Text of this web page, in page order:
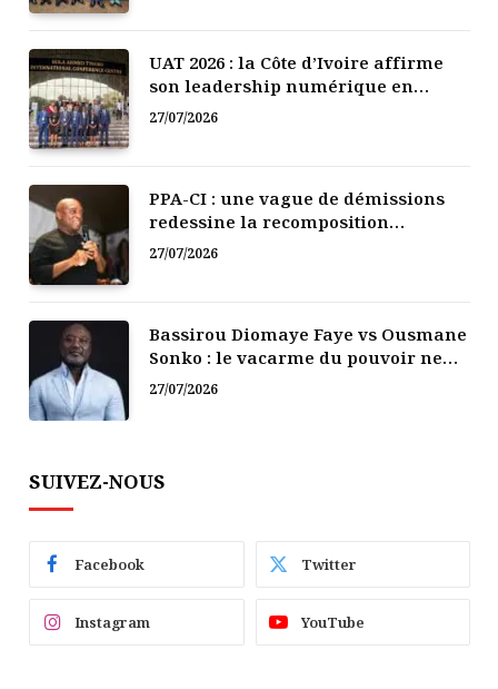
UAT 2026 : la Côte d’Ivoire affirme
son leadership numérique en
Afrique
27/07/2026
PPA-CI : une vague de démissions
redessine la recomposition
politique
27/07/2026
Bassirou Diomaye Faye vs Ousmane
Sonko : le vacarme du pouvoir ne
doit pas faire oublier les liens de la
27/07/2026
SUIVEZ-NOUS
Facebook Twitter
Instagram YouTube